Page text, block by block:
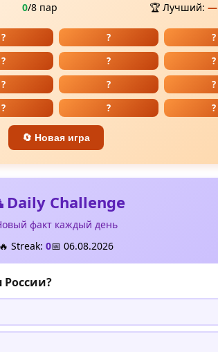
0/8 пар 🏆 Лучший:—
? ?
?
? ?
?
? ?
?
? ? ?
🔄 Новая игра
Daily Challenge
факт каждый день
🔥 Streak: 0📅 06.08.2026
России?